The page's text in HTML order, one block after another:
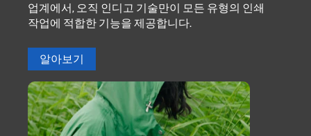
업계에서, 오직 인디고 기술만이 모든 유형의 인쇄
작업에 적합한 기능을 제공합니다.
알아보기